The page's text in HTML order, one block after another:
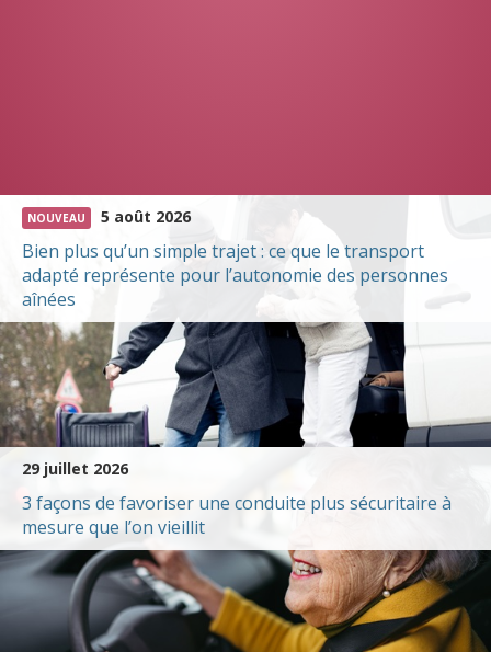
NOUVEAU 5 août 2026
Bien plus qu’un simple trajet : ce que le transport
adapté représente pour l’autonomie des personnes
aînées
29 juillet 2026
3 façons de favoriser une conduite plus sécuritaire à
mesure que l’on vieillit